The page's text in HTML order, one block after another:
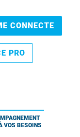
CONNECTE
PRO
VOS BESOINS